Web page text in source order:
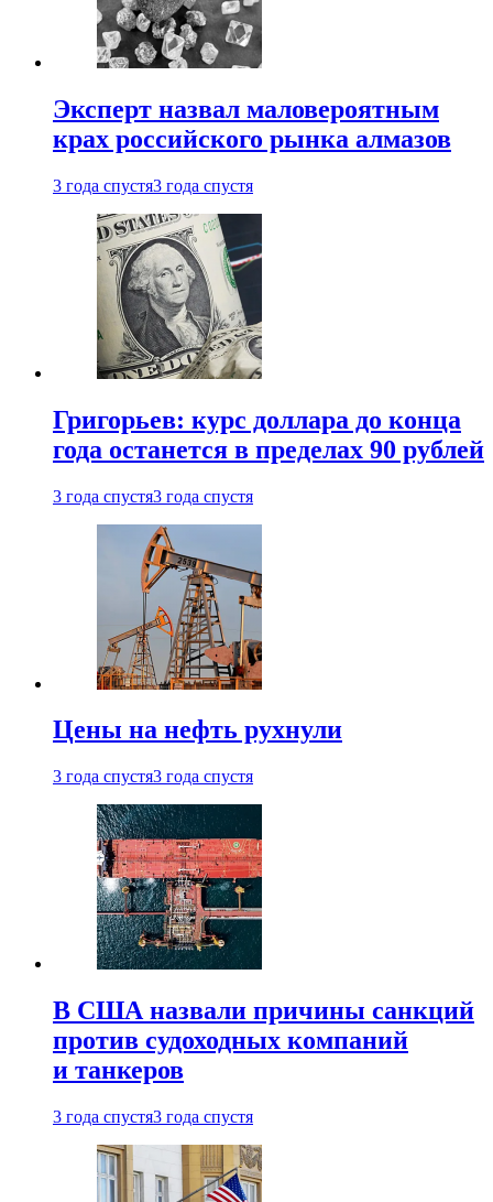
Эксперт назвал маловероятным
крах российского рынка алмазов
3 года спустя3 года спустя
Григорьев: курс доллара до конца
года останется в пределах 90 рублей
3 года спустя3 года спустя
Цены на нефть рухнули
3 года спустя3 года спустя
В США назвали причины санкций
против судоходных компаний
и танкеров
3 года спустя3 года спустя